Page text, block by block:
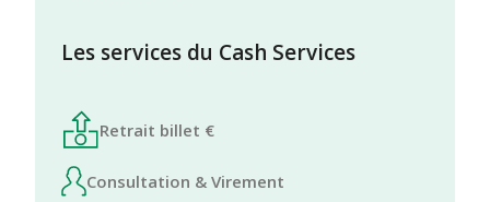
Les services du Cash Services
Retrait billet €
Consultation & Virement